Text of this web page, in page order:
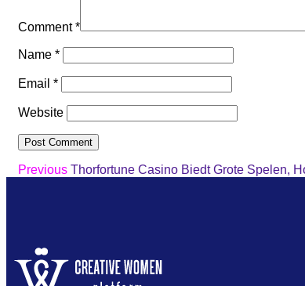
Comment*
Name *
Email *
Website
Previous Thorfortune Casino Biedt Grote Spelen,